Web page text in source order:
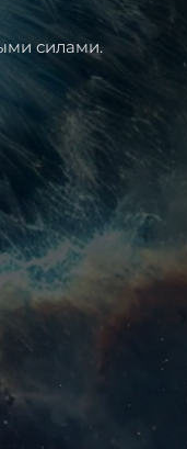
силами.